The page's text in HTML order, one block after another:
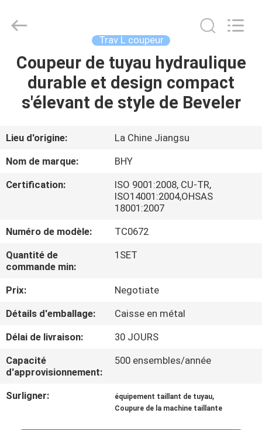
MAISON
PRODUITS
AU
SUJET
DE
VISITE
D'USINE
CONTRÔLE
DE
QUALITÉ
PLAN
DU
Bohyar
Engineering
Rights
Trav L coupeur
Coupeur de tuyau hydraulique
durable et design compact
s'élevant de style de Beveler
Lieu d'origine:
La Chine Jiangsu
Nom de marque:
BHY
Certification:
ISO 9001:2008, CU-TR,
ISO14001:2004,OHSAS
18001:2007
Numéro de modèle:
TC0672
Quantité de
commande min:
1SET
Prix:
Negotiate
Détails d'emballage:
Caisse en métal
Délai de livraison:
30 JOURS
Capacité
d'approvisionnement:
500 ensembles/année
Surligner: équipement taillant de tuyau,
Coupure de la machine taillante